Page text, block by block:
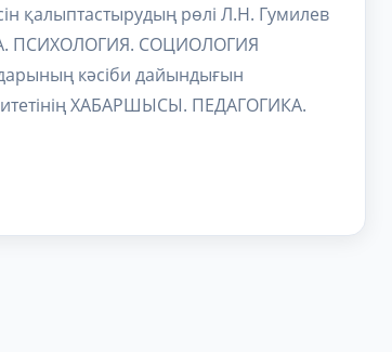
қалыптастырудың рөлі Л.Н. Гумилев
ПСИХОЛОГИЯ. СОЦИОЛОГИЯ
кәсіби дайындығын
ХАБАРШЫСЫ. ПЕДАГОГИКА.